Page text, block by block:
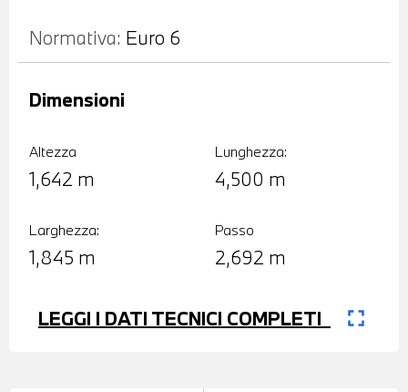
Normativa: Euro 6
Altezza
1,642 m
Lunghezza:
4,500 m
Dimensioni
Larghezza:
1,845 m
Passo
2,692 m
LEGGI I DATI TECNICI COMPLETI fullscreen